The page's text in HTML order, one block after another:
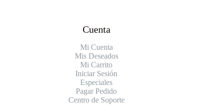
Cuenta
Mi Cuenta
Mis Deseados
Mi Carrito
Iniciar Sesión
Especiales
Pagar Pedido
Centro de Soporte